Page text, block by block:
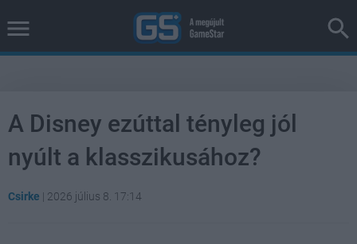
A Disney ezúttal tényleg jól
nyúlt a klasszikusához?
Csirke | 2026 július 8. 17:14